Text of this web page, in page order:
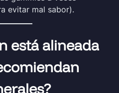
evitar mal sabor).
está alineada